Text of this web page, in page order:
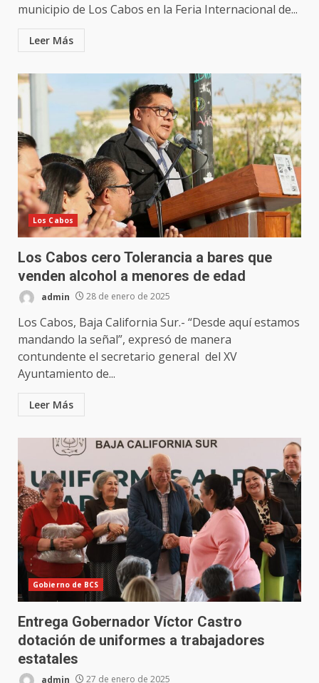
municipio de Los Cabos en la Feria Internacional de...
Leer Más
Los Cabos
Los Cabos cero Tolerancia a bares que
venden alcohol a menores de edad
admin 28 de enero de 2025
Los Cabos, Baja California Sur.- “Desde aquí estamos
mandando la señal”, expresó de manera
contundente el secretario general del XV
Ayuntamiento de...
Leer Más
Gobierno de BCS
Entrega Gobernador Víctor Castro
dotación de uniformes a trabajadores
estatales
admin 27 de enero de 2025